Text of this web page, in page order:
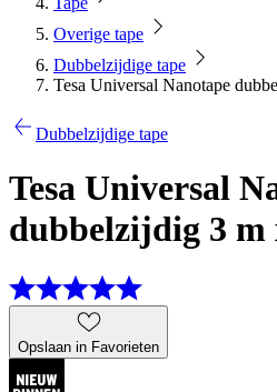
Overige tape
Dubbelzijdige tape
Tesa Universal Nanotape
Dubbelzijdige tape
Tesa Universal
dubbelzijdig 3 m
Opslaan in Favorieten